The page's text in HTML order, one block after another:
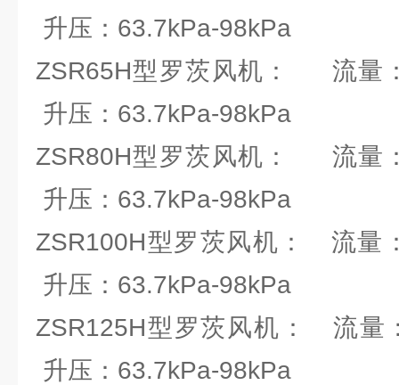
升压：63.7kPa-98kPa
ZSR65H型罗茨风机： 流量
升压：63.7kPa-98kPa
ZSR80H型罗茨风机： 流量
升压：63.7kPa-98kPa
ZSR100H型罗茨风机： 流
升压：63.7kPa-98kPa
ZSR125H型罗茨风机： 流量
升压：63.7kPa-98kPa